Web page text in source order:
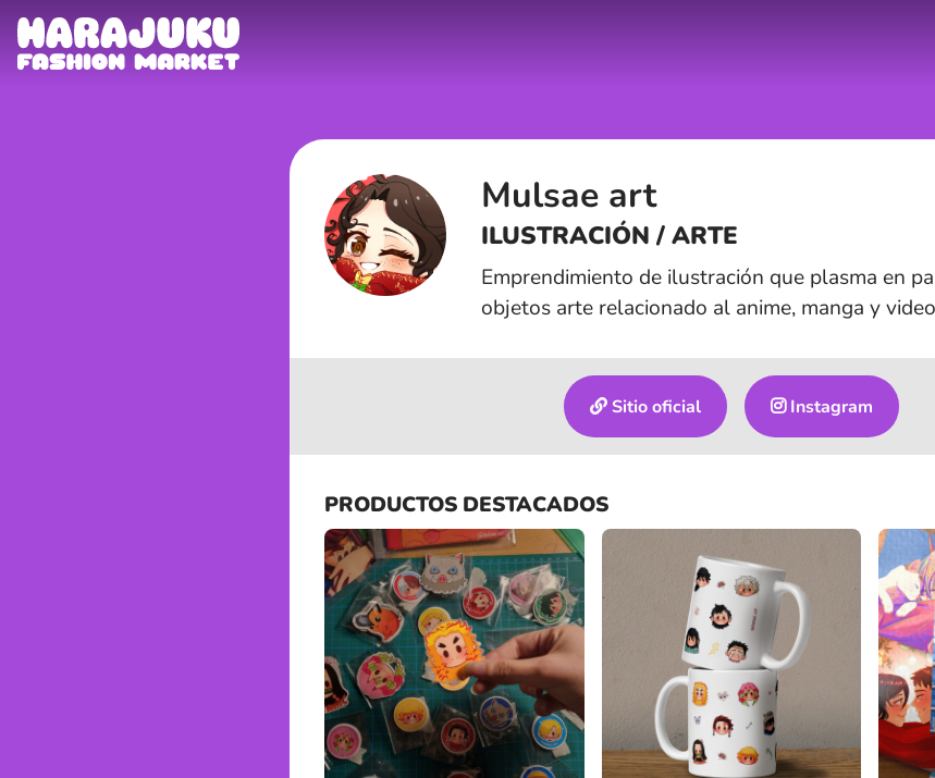
Mulsae art
ILUSTRACIÓN / ARTE
Emprendimiento de ilustración que plasma en
objetos arte relacionado al anime, manga y
Sitio oficial Instagram
PRODUCTOS DESTACADOS